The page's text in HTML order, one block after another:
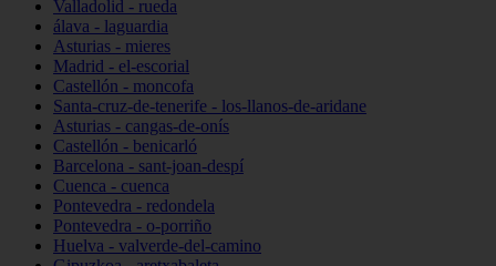
Valladolid - rueda
álava - laguardia
Asturias - mieres
Madrid - el-escorial
Castellón - moncofa
Santa-cruz-de-tenerife - los-llanos-de-aridane
Asturias - cangas-de-onís
Castellón - benicarló
Barcelona - sant-joan-despí
Cuenca - cuenca
Pontevedra - redondela
Pontevedra - o-porriño
Huelva - valverde-del-camino